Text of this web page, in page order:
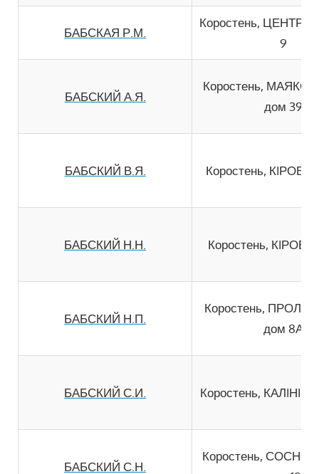
БАБСКАЯ Р.М.
Коростень,
9
БАБСКИЙ А.Я.
Коростень,
дом 39
БАБСКИЙ В.Я. Коростень, КIРОВА
БАБСКИЙ Н.Н. Коростень, КIРОВА
БАБСКИЙ Н.П.
Коростень,
дом 8А
БАБСКИЙ С.И. Коростень,
БАБСКИЙ С.Н.
Коростень,